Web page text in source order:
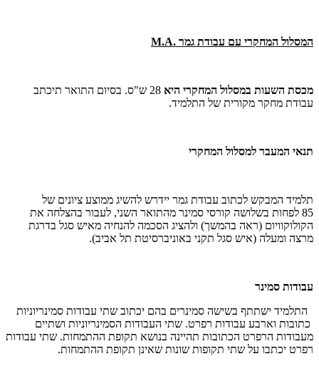
המסלול המחקרי עם עבודת גמר .M.A
מכסת השעות במסלול המחקרי היא
28 ש"ס. בסיום התואר תיכתב
עבודת מחקר מקורית של התלמיד.
תנאי המעבר למסלול המחקרי
תלמיד המבקש לכתוב עבודת גמר יידרש להשיג ממוצע ציונים של
85 לפחות בשלושה קורסי סמינר מהתואר השני, לעבור בהצלחה את
הקולוקוויום (ראה בהמשך) ולהציג הסכמה להנחיה מאיש סגל בדרגת
מרצה ומעלה (איש סגל תקני באוניברסיטת תל אביב).
עבודות סמינר
התלמיד ישתתף בשישה סמינרים בהם יכתוב שתי עבודות סמינריוניות
כתובות וארבע עבודות רפרט. שתי העבודות הסמינריוניות ושתיים
מעבודות הרפרט הכתובות תהיינה בנושא תקופת ההתמחות. שתי עבודות
רפרט יכתבו על שתי תקופות שונות שאינן תקופת ההתמחות.